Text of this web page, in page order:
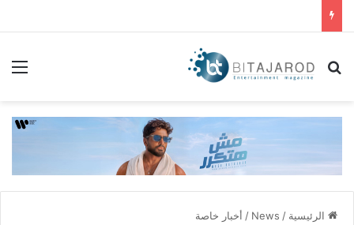
بحث عن
الرئيسية /
News
/ أخبار خاصة